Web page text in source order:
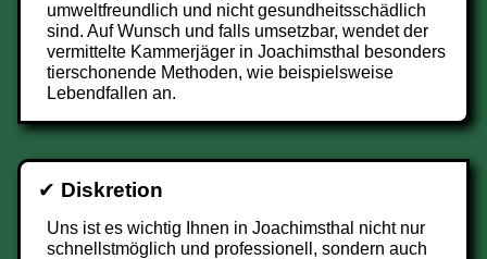
umweltfreundlich und nicht gesundheitsschädlich
sind. Auf Wunsch und falls umsetzbar, wendet der
vermittelte Kammerjäger in Joachimsthal besonders
tierschonende Methoden, wie beispielsweise
Lebendfallen an.
✔ Diskretion
Uns ist es wichtig Ihnen in Joachimsthal nicht nur
schnellstmöglich und professionell, sondern auch